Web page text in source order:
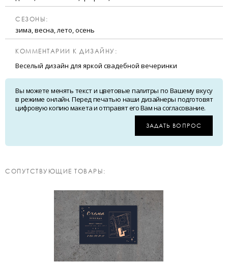
CЕЗОНЫ:
зима, весна, лето, осень
КОММЕНТАРИИ К ДИЗАЙНУ:
Веселый дизайн для яркой свадебной вечеринки
Вы можете менять текст и цветовые палитры по Вашему вкусу
в режиме онлайн. Перед печатью наши дизайнеры подготовят
цифровую копию макета и отправят его Вам на согласование.
ЗАДАТЬ ВОПРОС
CОПУТСТВУЮЩИЕ ТОВАРЫ: